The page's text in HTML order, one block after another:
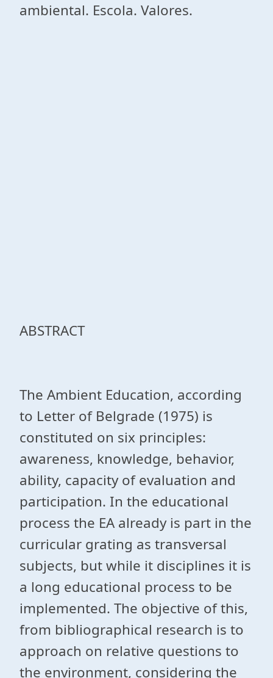
ambiental. Escola. Valores.
ABSTRACT
The Ambient Education, according
to Letter of Belgrade (1975) is
constituted on six principles:
awareness, knowledge, behavior,
ability, capacity of evaluation and
participation. In the educational
process the EA already is part in the
curricular grating as transversal
subjects, but while it disciplines it is
a long educational process to be
implemented. The objective of this,
from bibliographical research is to
approach on relative questions to
the environment, considering the